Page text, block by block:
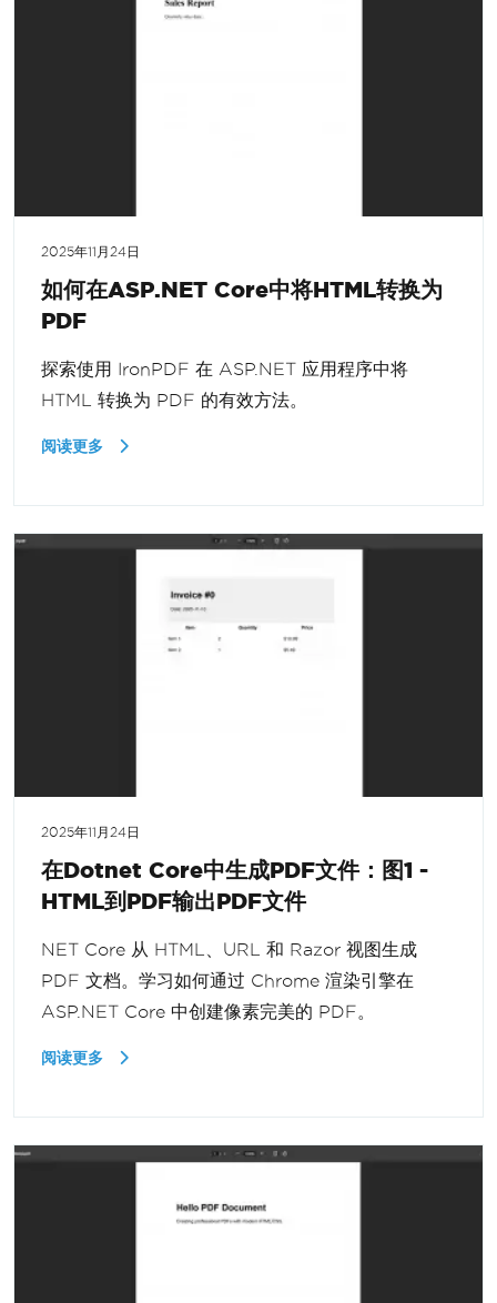
2025年11月24日
如何在ASP.NET Core中将HTML转换为
PDF
探索使用 IronPDF 在 ASP.NET 应用程序中将
HTML 转换为 PDF 的有效方法。
阅读更多
2025年11月24日
在Dotnet Core中生成PDF文件：图1 -
HTML到PDF输出PDF文件
NET Core 从 HTML、URL 和 Razor 视图生成
PDF 文档。学习如何通过 Chrome 渲染引擎在
ASP.NET Core 中创建像素完美的 PDF。
阅读更多